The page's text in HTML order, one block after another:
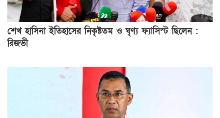
শেখ হাসিনা ইতিহাসের নিকৃষ্টতম ও ঘৃণ্য ফ্যাসিস্ট ছিলেন :
রিজভী